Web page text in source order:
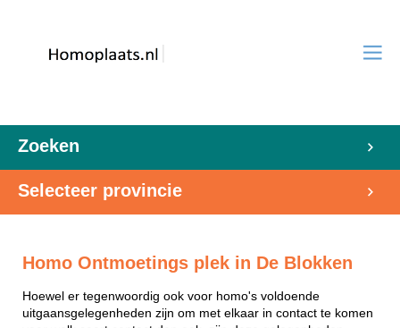
Zoeken
Selecteer provincie
Homo Ontmoetings plek in De Blokken
Hoewel er tegenwoordig ook voor homo's voldoende
uitgaansgelegenheden zijn om met elkaar in contact te komen